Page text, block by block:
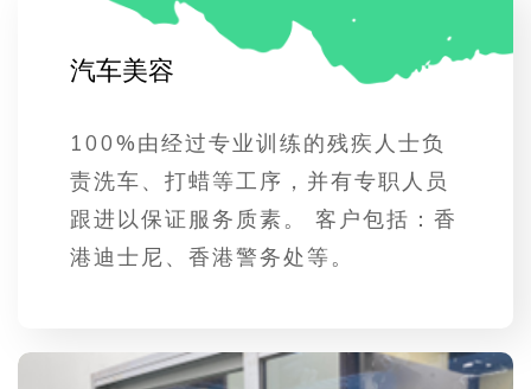
汽车美容
100%由经过专业训练的残疾人士负
责洗车、打蜡等工序，并有专职人员
跟进以保证服务质素。 客户包括：香
港迪士尼、香港警务处等。